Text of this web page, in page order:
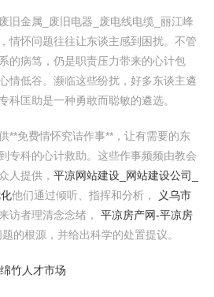
旧金属_废旧电器_废电线电缆_丽江峰
情怀问题往往让东谈主感到困扰。不管
的病笃，仍是职责压力带来的心计包
情低谷。濒临这些纷扰，好多东谈主遴
科匡助是一种勇敢而聪敏的遴选。
**免费情怀究诘作事**，让有需要的东
专科的心计救助。这些作事频频由教会
人提供， 平凉网站建设_网站建设公司_
他们通过倾听、指挥和分析，
义乌市
访者理清念念绪， 平凉房产网-平凉房
的根源，并给出科学的处置提议。
竹人才市场